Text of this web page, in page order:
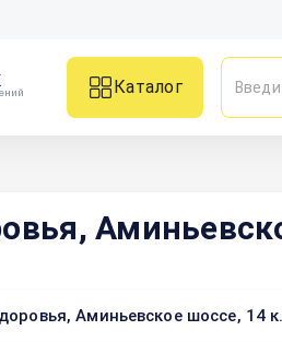
Каталог
Аминьевское шоссе, 14